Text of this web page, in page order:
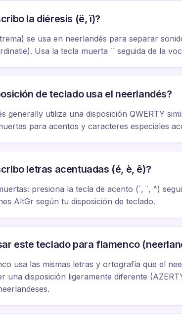
la diéresis (ë, ï)?
se usa en neerlandés para separar
Usa la tecla muerta ¨ seguida de la
de teclado usa el neerlandés?
generally utiliza una disposición QWERTY
para acentos y caracteres especiales
letras acentuadas (é, è, ê)?
presiona la tecla de acento (´, `, ^)
AltGr según tu disposición de teclado.
este teclado para flamenco
usa las mismas letras y ortografía que el
una disposición ligeramente diferente